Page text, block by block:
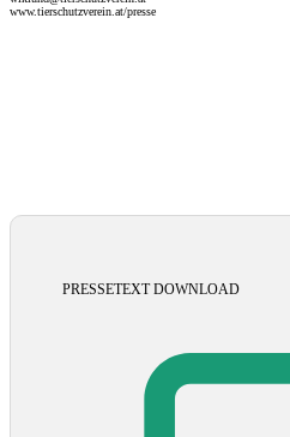
www.tierschutzverein.at/presse
PRESSETEXT DOWNLOAD